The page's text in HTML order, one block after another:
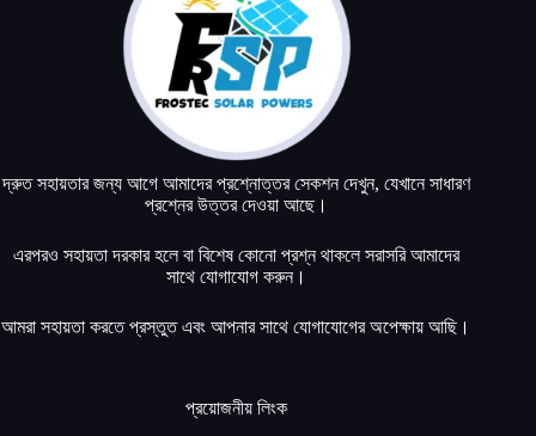
দ্রুত সহায়তার জন্য আগে আমাদের প্রশ্নোত্তর সেকশন দেখুন, যেখানে সাধারণ
প্রশ্নের উত্তর দেওয়া আছে।
এরপরও সহায়তা দরকার হলে বা বিশেষ কোনো প্রশ্ন থাকলে সরাসরি আমাদের
সাথে যোগাযোগ করুন।
আমরা সহায়তা করতে প্রস্তুত এবং আপনার সাথে যোগাযোগের অপেক্ষায় আছি।
প্রয়োজনীয় লিংক